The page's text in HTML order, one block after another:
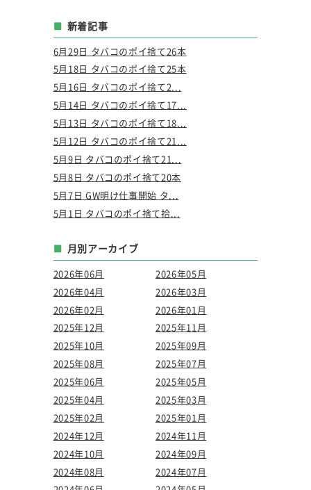
新着記事
6月29日 タバコのポイ捨て26本
5月18日 タバコのポイ捨て25本
5月16日 タバコのポイ捨て2...
5月14日 タバコのポイ捨て17...
5月13日 タバコのポイ捨て18...
5月12日 タバコのポイ捨て21...
5月9日 タバコのポイ捨て21...
5月8日 タバコのポイ捨て20本
5月7日 GW明け仕事開始 タ...
5月1日 タバコのポイ捨て拾...
月別アーカイブ
2026年06月
2026年05月
2026年04月
2026年03月
2026年02月
2026年01月
2025年12月
2025年11月
2025年10月
2025年09月
2025年08月
2025年07月
2025年06月
2025年05月
2025年04月
2025年03月
2025年02月
2025年01月
2024年12月
2024年11月
2024年10月
2024年09月
2024年08月
2024年07月